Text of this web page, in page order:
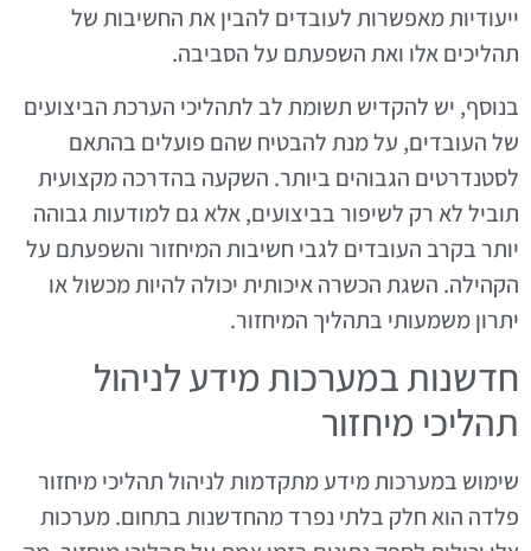
ייעודיות מאפשרות לעובדים להבין את החשיבות של
תהליכים אלו ואת השפעתם על הסביבה.
בנוסף, יש להקדיש תשומת לב לתהליכי הערכת הביצועים
של העובדים, על מנת להבטיח שהם פועלים בהתאם
לסטנדרטים הגבוהים ביותר. השקעה בהדרכה מקצועית
תוביל לא רק לשיפור בביצועים, אלא גם למודעות גבוהה
יותר בקרב העובדים לגבי חשיבות המיחזור והשפעתם על
הקהילה. השגת הכשרה איכותית יכולה להיות מכשול או
יתרון משמעותי בתהליך המיחזור.
חדשנות במערכות מידע לניהול
תהליכי מיחזור
שימוש במערכות מידע מתקדמות לניהול תהליכי מיחזור
פלדה הוא חלק בלתי נפרד מהחדשנות בתחום. מערכות